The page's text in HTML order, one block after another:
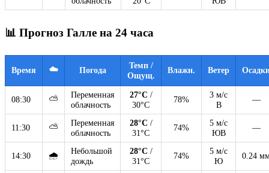
📊 Прогноз Галле на 24 часа
Время ☁️ Погода
Темп /
Ощущ.
Влажн. Ветер
08:30 ⛅
Переменная
облачность
27°C /
30°C
78%
3 м/с
В
—
11:30 ⛅
Переменная
облачность
28°C /
31°C
74%
5 м/с
ЮВ
—
14:30 🌧
Небольшой
дождь
28°C /
31°C
74%
5 м/с
Ю
0.24